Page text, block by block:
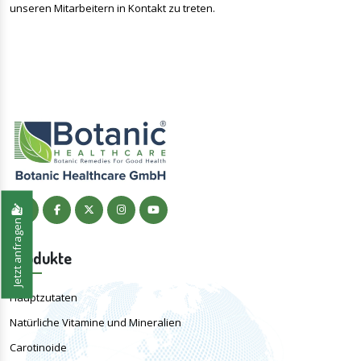
unseren Mitarbeitern in Kontakt zu treten.
Produkte
Hauptzutaten
Natürliche Vitamine und Mineralien
Carotinoide
Jetzt anfragen